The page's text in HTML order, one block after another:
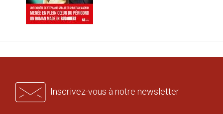
Inscrivez-vous à notre newsletter